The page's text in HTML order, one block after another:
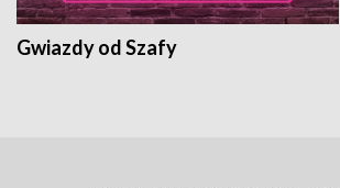
Gwiazdy od Szafy